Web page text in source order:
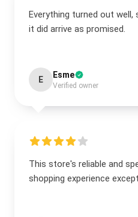
Everything turned out well,
it did arrive as promised.
E Esme
Verified owner
This store's reliable and
shopping experience